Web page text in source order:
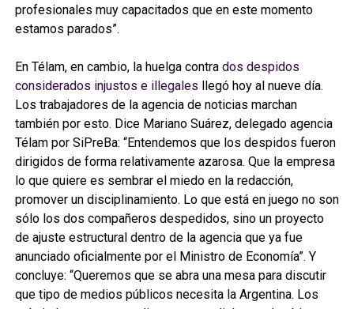
profesionales muy capacitados que en este momento
estamos parados”.
En Télam, en cambio, la huelga contra dos despidos
considerados injustos e illegales llegó hoy al nueve día.
Los trabajadores de la agencia de noticias marchan
también por esto. Dice Mariano Suárez, delegado agencia
Télam por SiPreBa: “Entendemos que los despidos fueron
dirigidos de forma relativamente azarosa. Que la empresa
lo que quiere es sembrar el miedo en la redacción,
promover un disciplinamiento. Lo que está en juego no son
sólo los dos compañeros despedidos, sino un proyecto
de ajuste estructural dentro de la agencia que ya fue
anunciado oficialmente por el Ministro de Economía”. Y
concluye: “Queremos que se abra una mesa para discutir
que tipo de medios públicos necesita la Argentina. Los